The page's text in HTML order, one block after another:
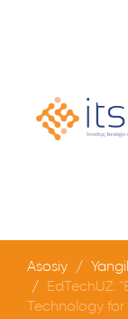
Asosiy
EdTechUZ:
Technology